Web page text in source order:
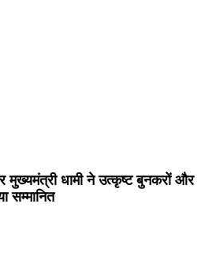
मुख्यमंत्री धामी ने उत्कृष्ट बुनकरों और
सम्मानित